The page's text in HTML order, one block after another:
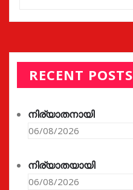
RECENT POSTS
നിര്യാതനായി
06/08/2026
നിര്യാതയായി
06/08/2026